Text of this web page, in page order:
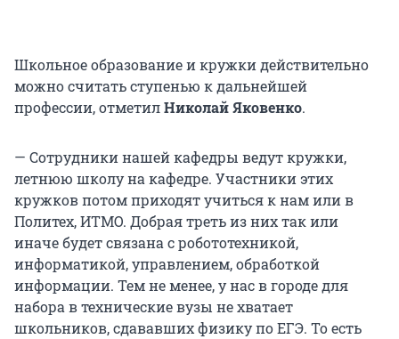
Школьное образование и кружки действительно
можно считать ступенью к дальнейшей
профессии, отметилНиколай Яковенко.
— Сотрудники нашей кафедры ведут кружки,
летнюю школу на кафедре. Участники этих
кружков потом приходят учиться к нам или в
Политех, ИТМО. Добрая треть из них так или
иначе будет связана с робототехникой,
информатикой, управлением, обработкой
информации. Тем не менее, у нас в городе для
набора в технические вузы не хватает
школьников, сдававших физику по ЕГЭ. То есть